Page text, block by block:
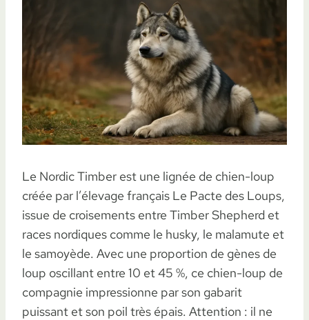
Le Nordic Timber est une lignée de chien-loup
créée par l’élevage français Le Pacte des Loups,
issue de croisements entre Timber Shepherd et
races nordiques comme le husky, le malamute et
le samoyède. Avec une proportion de gènes de
loup oscillant entre 10 et 45 %, ce chien-loup de
compagnie impressionne par son gabarit
puissant et son poil très épais. Attention : il ne